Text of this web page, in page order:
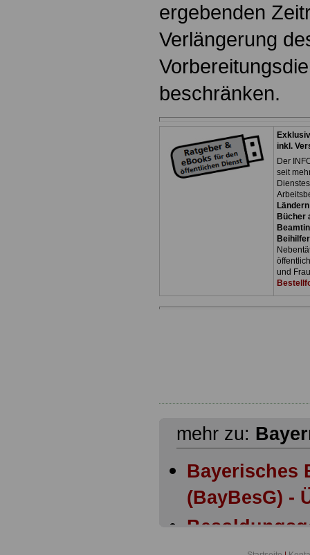
ergebenden
Verlängerung
beschränken.
inkl.
Der
seit
Ländern
Bücher
und
mehr zu:
Bayerisches
(BayBesG) -